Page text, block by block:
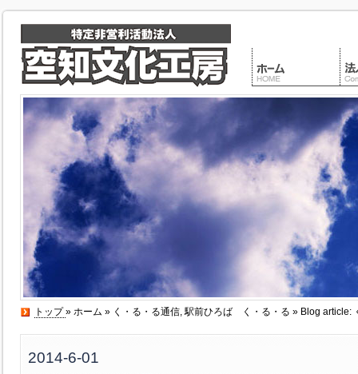
トップ» ホーム » く・る・る通信,駅前ひろば く・る・る » Blog article:
2014-6-01